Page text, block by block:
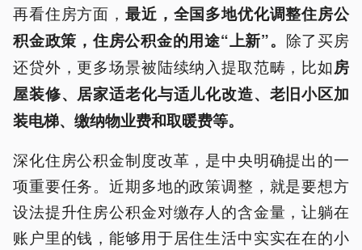
再看住房方面， 最近，全国多地优化调整住房公
积金政策，住房公积金的用途“上新”。 除了买房
还贷外，更多场景被陆续纳入提取范畴，比如房
屋装修、居家适老化与适儿化改造、老旧小区加
装电梯、缴纳物业费和取暖费等。
深化住房公积金制度改革，是中央明确提出的一
项重要任务。近期多地的政策调整，就是要想方
设法提升住房公积金对缴存人的含金量，让躺在
账户里的钱，能够用于居住生活中实实在在的小